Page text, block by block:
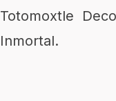
Totomoxtle
Inmortal.